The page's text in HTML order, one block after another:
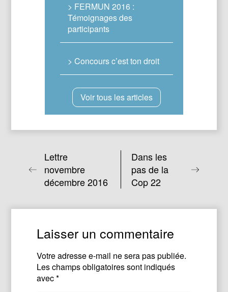
> FERMUN 2016 :
Témoignages des
participants
> Concours c’est ton droit
Voir tous les articles
Lettre
novembre
décembre 2016
Dans les
pas de la
Cop 22
Laisser un commentaire
Votre adresse e-mail ne sera pas publiée.
Les champs obligatoires sont indiqués
avec*